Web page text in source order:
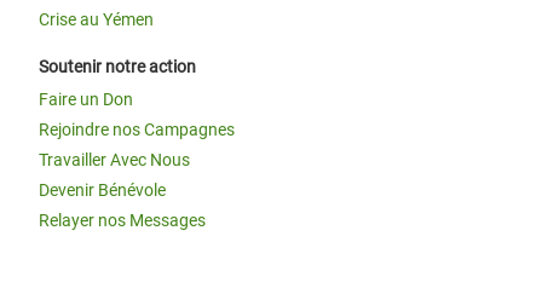
Crise au Yémen
Soutenir notre action
Faire un Don
Rejoindre nos Campagnes
Travailler Avec Nous
Devenir Bénévole
Relayer nos Messages